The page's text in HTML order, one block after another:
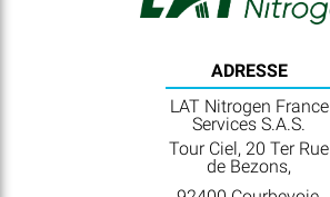
ADRESSE
LAT Nitrogen France
Services S.A.S.
Tour Ciel, 20 Ter Rue
de Bezons,